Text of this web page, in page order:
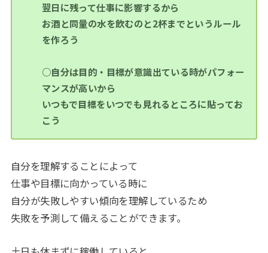
翌日に残って仕事に影響するから
お酒と同量の水を飲むのと2杯までというルール
を作ろう
○自分は目的・目標が意識出ている時がパフォー
マンスが高いから
いつもで目標をいつでも見れるところに貼ってお
こう
自分を理解することによって
仕事や目標に向かっている時に
自分が失敗しやすい傾向を理解しているため
失敗を予測して備えることができます。